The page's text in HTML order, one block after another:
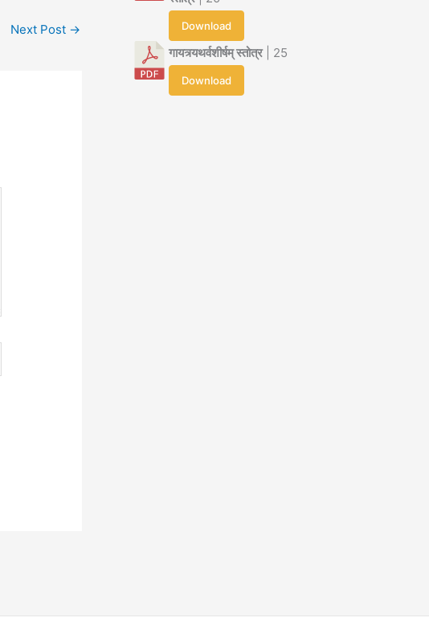
Next Post → Download
गायत्र्यथर्वशीर्षम् स्तोत्र| 25
Download